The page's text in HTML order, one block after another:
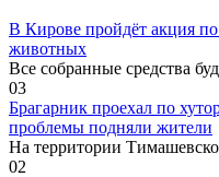
В Кирове пройдёт акция
животных
Все собранные средства
03
Брагарник проехал по
проблемы подняли жители
На территории
02